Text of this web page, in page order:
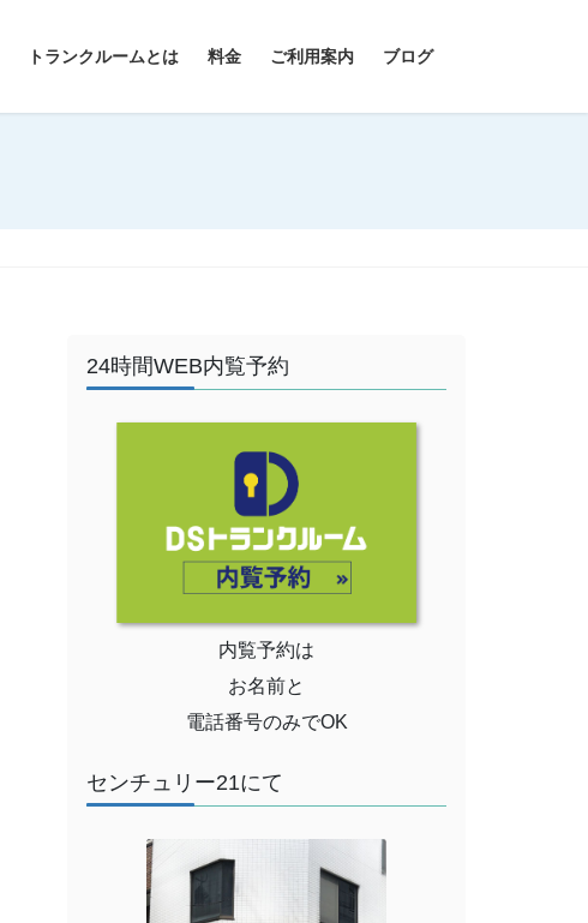
トランクルームとは 料金 ご利用案内 ブログ
24時間WEB内覧予約
内覧予約は
お名前と
電話番号のみでOK
センチュリー21にて